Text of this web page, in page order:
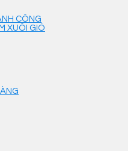
CÔNG
XUÔI GIÓ